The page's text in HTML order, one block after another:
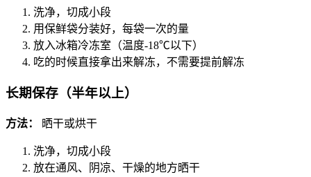
洗净，切成小段
用保鲜袋分装好，每袋一次的量
放入冰箱冷冻室（温度-18℃以下）
吃的时候直接拿出来解冻，不需要提前解冻
长期保存（半年以上）
方法： 晒干或烘干
洗净，切成小段
放在通风、阴凉、干燥的地方晒干